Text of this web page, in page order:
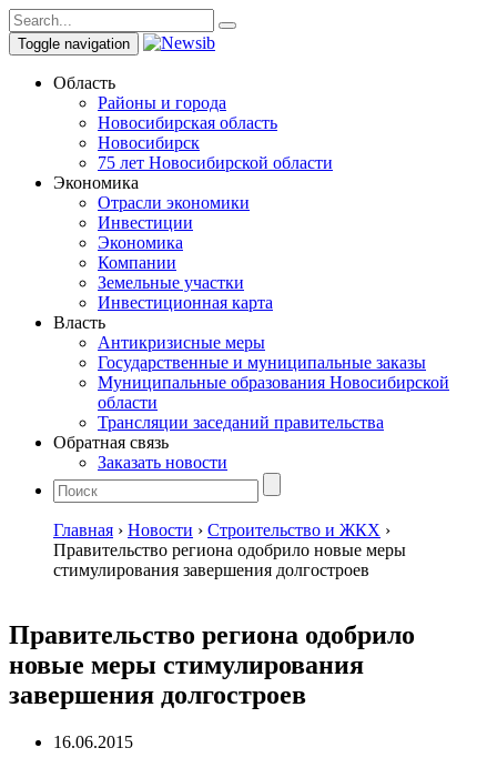
Toggle navigation
Область
Районы и города
Новосибирская область
Новосибирск
75 лет Новосибирской области
Экономика
Отрасли экономики
Инвестиции
Экономика
Компании
Земельные участки
Инвестиционная карта
Власть
Антикризисные меры
Государственные и муниципальные заказы
Муниципальные образования Новосибирской
области
Трансляции заседаний правительства
Обратная связь
Заказать новости
Главная › Новости › Строительство и ЖКХ ›
Правительство региона одобрило новые меры
стимулирования завершения долгостроев
Правительство региона одобрило
новые меры стимулирования
завершения долгостроев
16.06.2015